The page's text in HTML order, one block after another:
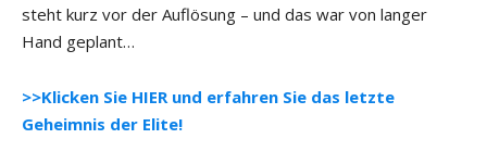
steht kurz vor der Auflösung – und das war von langer
Hand geplant…
>>Klicken Sie HIER und erfahren Sie das letzte
Geheimnis der Elite!